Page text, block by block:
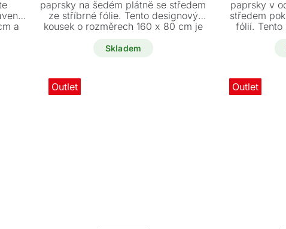
a
paprsky na šedém plátně se středem
ze stříbrné fólie. Tento designový
kousek o rozměrech 160 x 80 cm je
Kč.
Skladem
paprsky v
středem
fólií. Tento
se slevou
Outlet Outlet